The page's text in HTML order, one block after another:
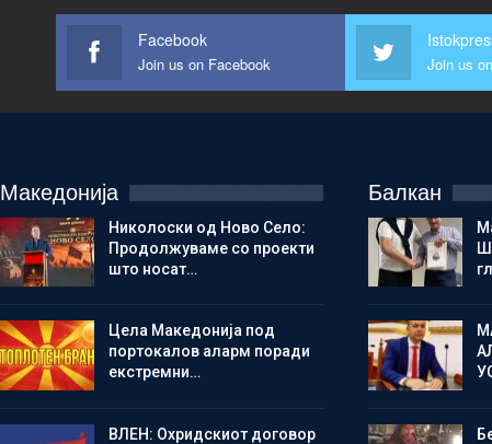
Facebook
Join us on Facebook Join us
Македонија
Николоски од Ново Село:
Продолжуваме со проекти
што носат…
Цела Македонија под
портокалов аларм поради
екстремни…
ВЛЕН: Охридскиот договор
Балкан